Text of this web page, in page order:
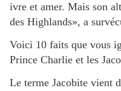
ivre et amer. Mais son
des Highlands», a
Voici 10 faits que vous
Prince Charlie et les
Le terme Jacobite vient